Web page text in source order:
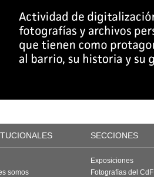
SECCIONES
somos
Exposiciones
Fotografías del CdF